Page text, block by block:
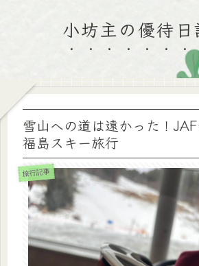
小坊主の優待
雪山への道は遠かった！
福島スキー旅行
旅行記事